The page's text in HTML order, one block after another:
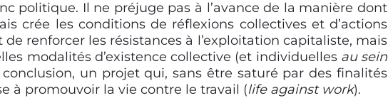
politique. Il ne préjuge pas à l’avance de la manière dont
crée les conditions de réflexions collectives et d’actions
renforcer les résistances à l’exploitation capitaliste, mais
modalités d’existence collective (et individuelles au sein
conclusion, un projet qui, sans être saturé par des finalités
à promouvoir la vie contre le travail (life against work).